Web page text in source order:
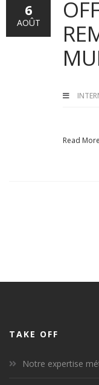
Read
6
AOÛT
TAKE OFF
Notre expertise